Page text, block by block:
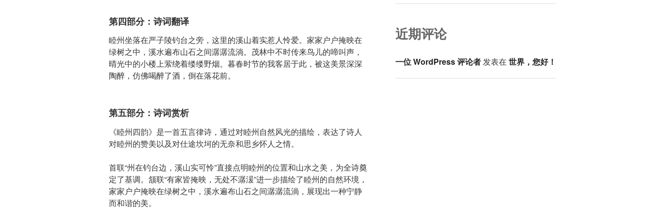
第四部分：诗词翻译
睦州坐落在严子陵钓台之旁，这里的溪山着实惹人怜爱。家家户户掩映在
绿树之中，溪水遍布山石之间潺潺流淌。茂林中不时传来鸟儿的啼叫声，
晴光中的小楼上萦绕着缕缕野烟。暮春时节的我客居于此，被这美景深深
陶醉，仿佛喝醉了酒，倒在落花前。
第五部分：诗词赏析
《睦州四韵》是一首五言律诗，通过对睦州自然风光的描绘，表达了诗人
对睦州的赞美以及对仕途坎坷的无奈和思乡怀人之情。
首联“州在钓台边，溪山实可怜”直接点明睦州的位置和山水之美，为全诗奠
定了基调。颔联“有家皆掩映，无处不潺湲”进一步描绘了睦州的自然环境，
家家户户掩映在绿树之中，溪水遍布山石之间潺潺流淌，展现出一种宁静
而和谐的美。
近期评论
一位 WordPress 评论者发表在 世界，您好！